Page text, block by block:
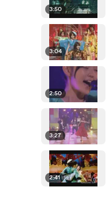
3:50
3:04
2:50
3:27
2:41